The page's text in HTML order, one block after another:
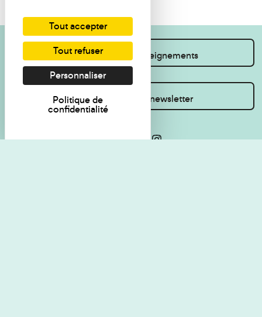
Je souhaite des renseignements
Inscrivez-vous à la newsletter
Tout accepter
Tout refuser
Personnaliser
Politique de
confidentialité